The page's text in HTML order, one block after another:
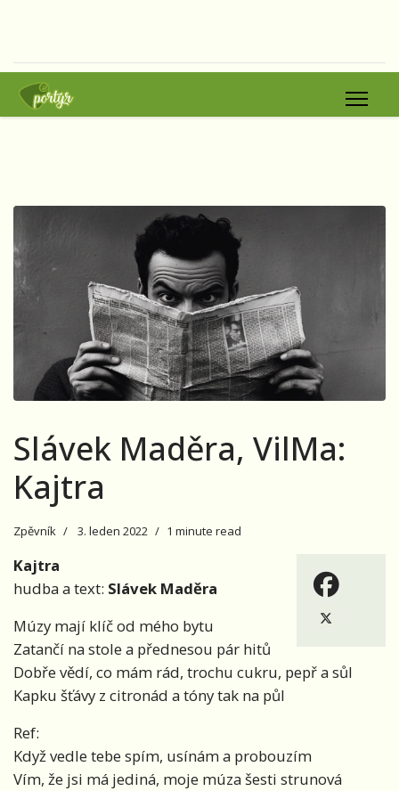
Slávek Maděra, VilMa:
Kajtra
Zpěvník 3. leden 2022 1 minute read
Kajtra
hudba a text: Slávek Maděra
Múzy mají klíč od mého bytu
Zatančí na stole a přednesou pár hitů
Dobře vědí, co mám rád, trochu cukru, pepř a sůl
Kapku šťávy z citronád a tóny tak na půl
Ref:
Když vedle tebe spím, usínám a probouzím
Vím, že jsi má jediná, moje múza šesti strunová